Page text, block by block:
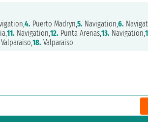
4. Puerto Madryn,5. Navigation,6.
11. Navigation,12. Punta Arenas,13. Navigation,
Valparaiso,18. Valparaiso